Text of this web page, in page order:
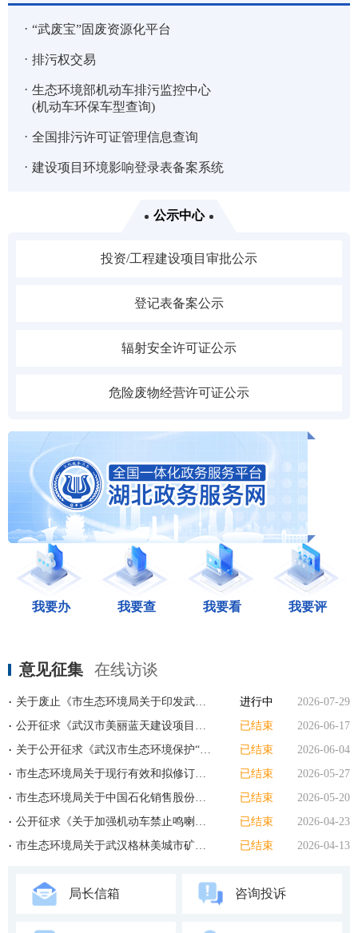
“武废宝”固废资源化平台
排污权交易
生态环境部机动车排污监控中心
(机动车环保车型查询)
全国排污许可证管理信息查询
建设项目环境影响登录表备案系统
公示中心
投资/工程建设项目审批公示
登记表备案公示
辐射安全许可证公示
危险废物经营许可证公示
我要办 我要查 我要看 我要评
意见征集 在线访谈
关于废止《市生态环境局关于印发武汉市建筑工程夜间施工审批规范的通知》（武环规... 进行中
2026-07-29
公开征求《武汉市美丽蓝天建设项目资金管理办法（征求意见稿）》意见的公告
已结束
2026-06-17
关于公开征求《武汉市生态环境保护“十五五”规划（征求意见稿）》意见建议的公告
已结束
2026-06-04
市生态环境局关于现行有效和拟修订规范性 文件的通告 （征求意见稿）
已结束
2026-05-27
市生态环境局关于中国石化销售股份有限公司湖北武汉石油分公司光伏发电项目...
已结束
2026-05-20
公开征求《关于加强机动车禁止鸣喇叭管理的通告（征求意见稿）》意见的公告
已结束
2026-04-23
市生态环境局关于武汉格林美城市矿产循环产业园3.52MWp分布式光伏发电项目碳普惠减...
已结束 2026-04-13
局长信箱 咨询投诉